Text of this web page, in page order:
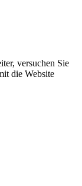
versuchen Sie
die Website